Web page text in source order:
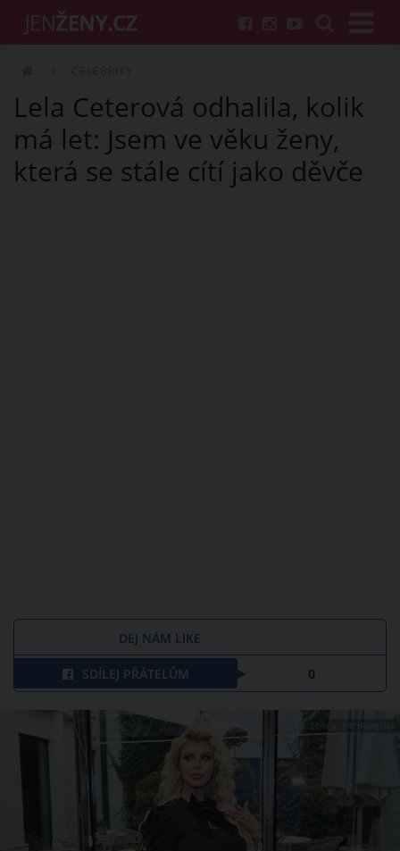
Lela Ceterová odhalila, kolik
má let: Jsem ve věku ženy,
která se stále cítí jako děvče
DEJ NÁM LIKE
SDÍLEJ PŘÁTELŮM 0